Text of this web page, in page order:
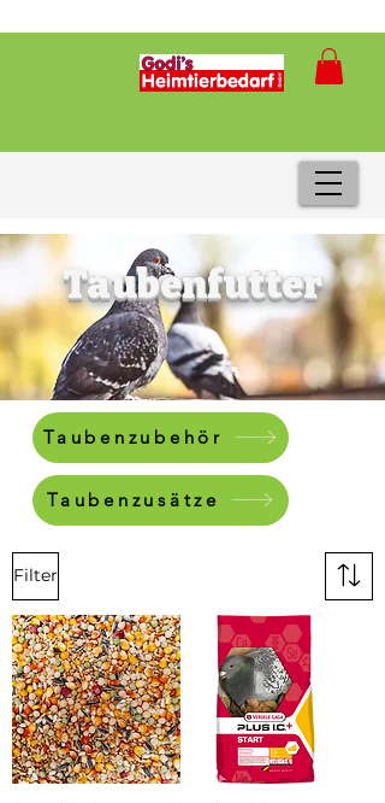
Taubenfutter
Taubenzubehör
Taubenzusätze
Filter